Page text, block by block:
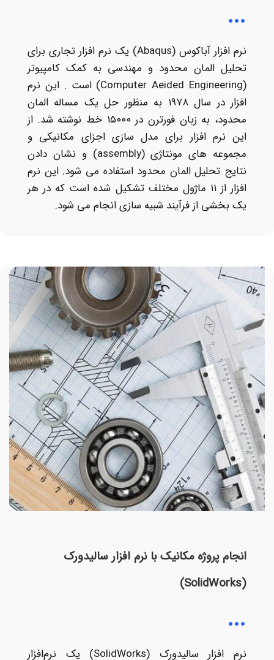
نرم افزار آباکوس (Abaqus) یک نرم افزار تجاری برای
تحلیل المان محدود و مهندسی به کمک کامپیوتر
(Computer Aeided Engineering) است . این نرم
افزار در سال ۱۹۷۸ به منظور حل یک مساله المان
محدود، به زبان فورترن در ۱۵۰۰۰ خط نوشته شد. از
این نرم افزار برای مدل سازی اجزای مکانیکی و
مجموعه های مونتاژی (assembly) و نشان دادن
نتایج تحلیل المان محدود استفاده می شود. این نرم
افزار از ۱۱ ماژول مختلف تشکیل شده است که در هر
یک بخشی از فرآیند شبیه سازی انجام می شود.
انجام پروژه مکانیک با نرم افزار سالیدورک
(SolidWorks)
نرم افزار سالیدورک (SolidWorks) یک نرم‌افزار